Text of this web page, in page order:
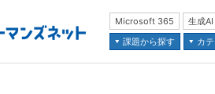
Microsoft 365 生成AI
課題から探す
カ